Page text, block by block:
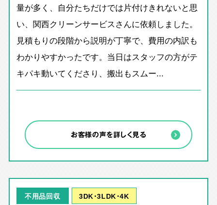
量が多く、自分たちだけでは片付けきれないと思
い、関西クリーンサービスさんに依頼しました。
見積もりの段階から説明が丁寧で、費用の内訳も
わかりやすかったです。当日はスタッフの方がテ
キパキ動いてくださり、搬出もスムー...
お客様の声を詳しく見る
不用品回収 3DK･3LDK･4K